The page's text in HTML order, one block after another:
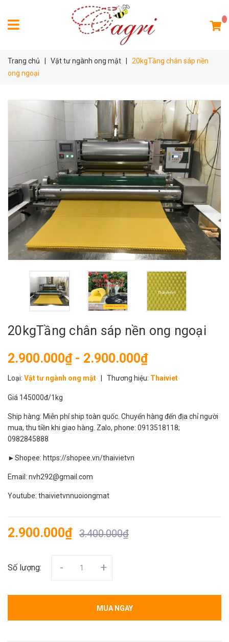
Trang chủ Vật tư ngành ong mật
20kgTầng chân sáp nền
ong ngoại
20kgTầng chân sáp nền ong ngoại
2.900.000₫ - 2.900.000₫
Loại: Vật tư ngành ong mật Thương hiệu: Thaiviet
Giá 145000đ/1kg
Ship hàng: Miễn phí ship toàn quốc. Chuyển hàng đến địa chỉ người
mua, thu tiền khi giao hàng. Zalo, phone: 0913518118;
0982845888
►Shopee: https://shopee.vn/thaivietvn
Email: nvh292@gmail.com
Youtube: thaivietvnnuoiongmat
2.900.000₫ 3.400.000₫
Số lượng: - +
MUA NGAY